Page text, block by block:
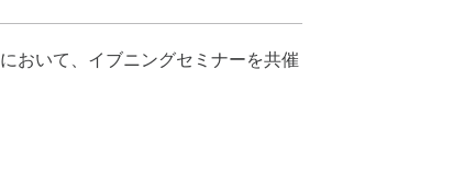
において、イブニングセミナーを共催